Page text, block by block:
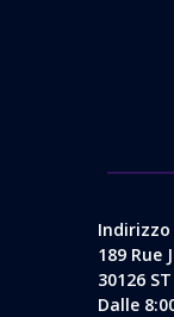
Indirizzo
189 Rue
30126 ST
Dalle